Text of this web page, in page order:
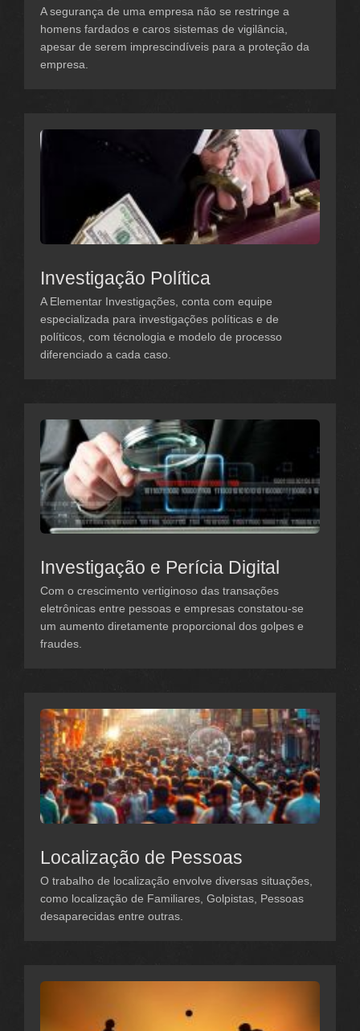
A segurança de uma empresa não se restringe a
homens fardados e caros sistemas de vigilância,
apesar de serem imprescindíveis para a proteção da
empresa.
Investigação Política
A Elementar Investigações, conta com equipe
especializada para investigações políticas e de
políticos, com técnologia e modelo de processo
diferenciado a cada caso.
Investigação e Perícia Digital
Com o crescimento vertiginoso das transações
eletrônicas entre pessoas e empresas constatou-se
um aumento diretamente proporcional dos golpes e
fraudes.
Localização de Pessoas
O trabalho de localização envolve diversas situações,
como localização de Familiares, Golpistas, Pessoas
desaparecidas entre outras.